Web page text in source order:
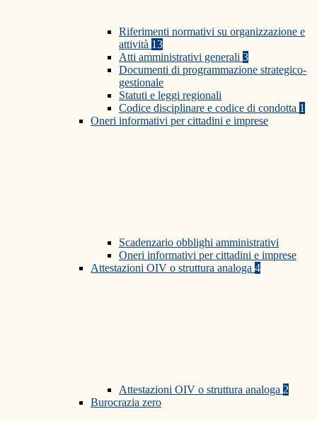
Riferimenti normativi su organizzazione e
attività 13
Atti amministrativi generali 3
Documenti di programmazione strategico-
gestionale
Statuti e leggi regionali
Codice disciplinare e codice di condotta 1
Oneri informativi per cittadini e imprese
Scadenzario obblighi amministrativi
Oneri informativi per cittadini e imprese
Attestazioni OIV o struttura analoga 4
Attestazioni OIV o struttura analoga 2
Burocrazia zero